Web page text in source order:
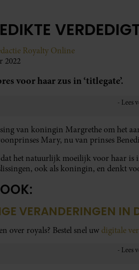
Royalty Online
2022
voor haar zus in ‘titlegate’.
van koningin Margrethe om het
Mary, nu van prinses
dat het natuurlijk moeilijk voor haar is
ook als koningin, en denkt
VERANDERINGEN IN
over royals? Bestel snel uw digitale